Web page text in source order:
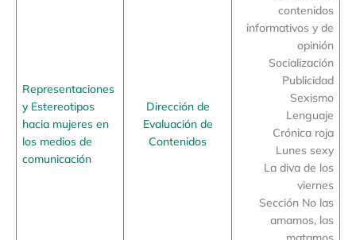
Representaciones
y Estereotipos
hacia mujeres en
los medios de
comunicación
Dirección de
Evaluación de
Contenidos
contenidos
informativos y de
opinión
Socialización
Publicidad
Sexismo
Lenguaje
Crónica roja
Lunes sexy
La diva de los
viernes
Sección No las
amamos, las
matamos